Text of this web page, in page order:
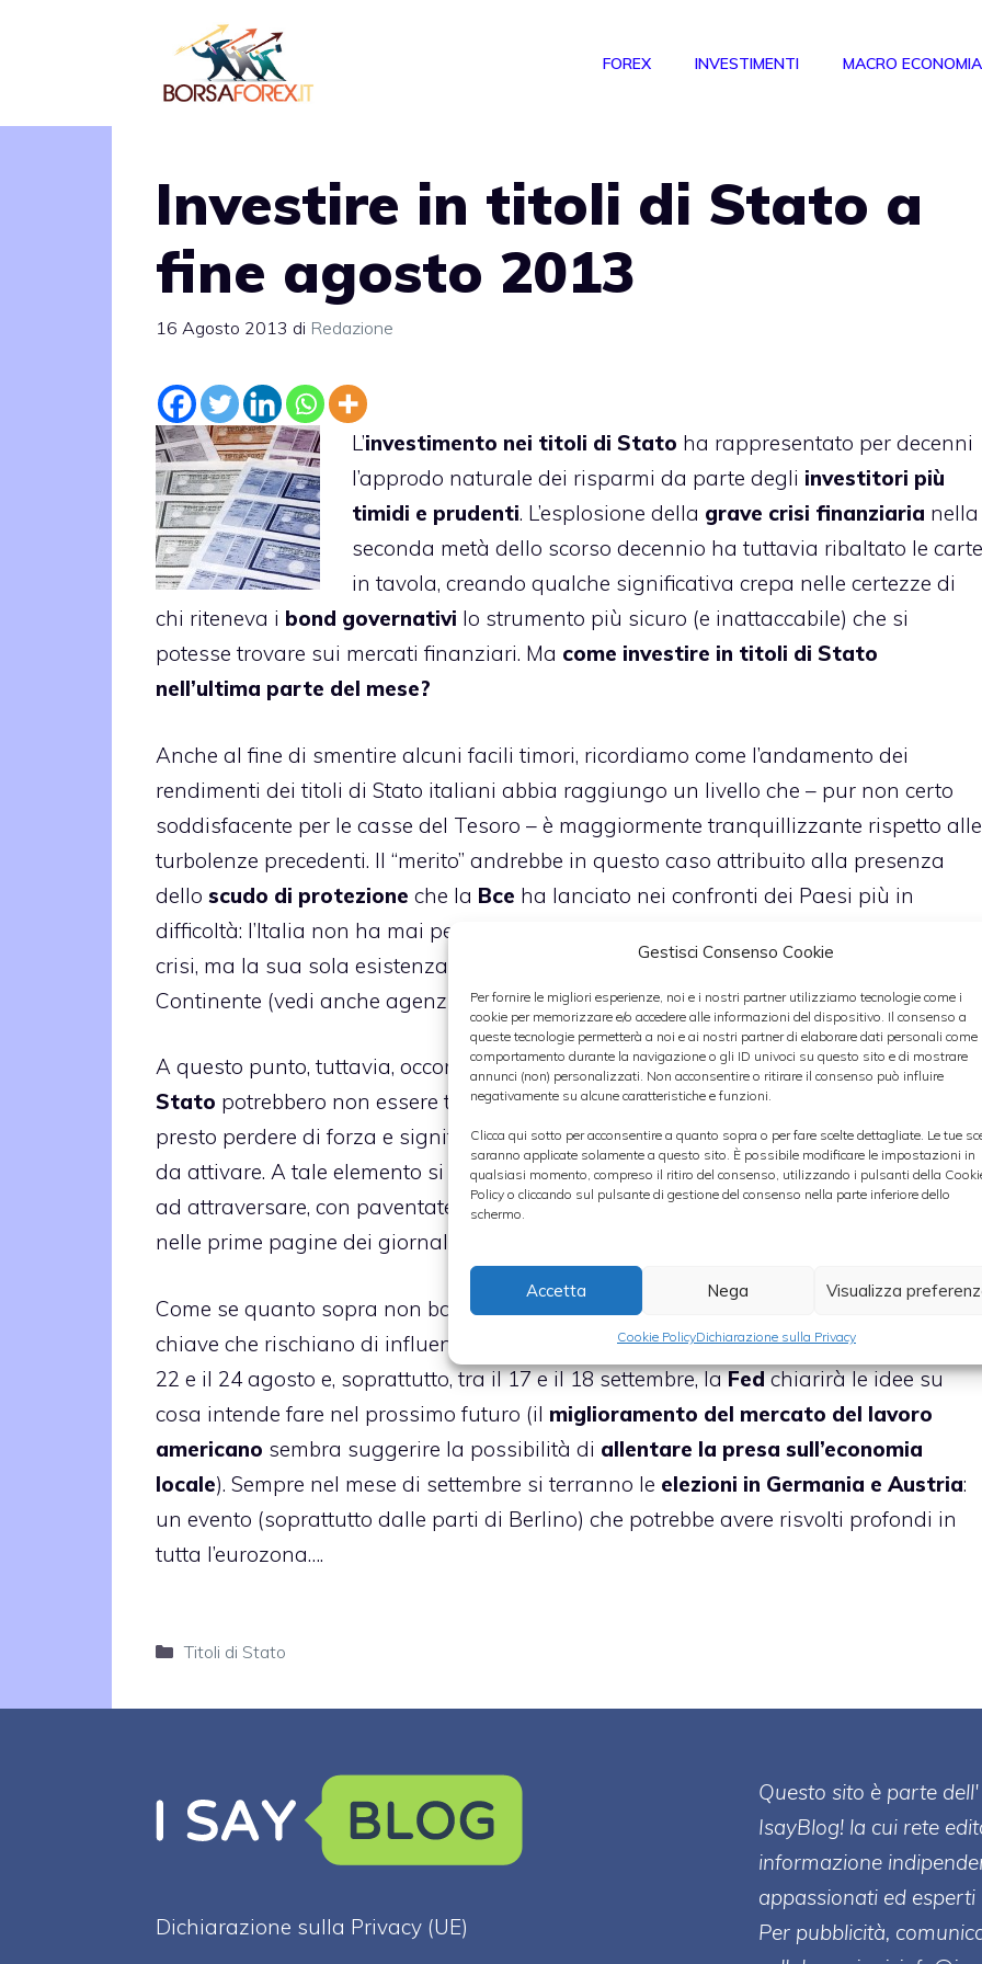
Gestisci Consenso Cookie
Per fornire le migliori esperienze, noi e i nostri partner utilizziamo tecnologie come i
cookie per memorizzare e/o accedere alle informazioni del dispositivo. Il consenso a
queste tecnologie permetterà a noi e ai nostri partner di elaborare dati personali come
comportamento durante la navigazione o gli ID univoci su questo sito e di mostrare
annunci (non) personalizzati. Non acconsentire o ritirare il consenso può influire
negativamente su alcune caratteristiche e funzioni.
Clicca qui sotto per acconsentire a quanto sopra o per fare scelte dettagliate. Le tue
saranno applicate solamente a questo sito. È possibile modificare le impostazioni in
qualsiasi momento, compreso il ritiro del consenso, utilizzando i pulsanti della
Policy o cliccando sul pulsante di gestione del consenso nella parte inferiore dello
schermo.
Accetta Nega Visualizza
Cookie PolicyDichiarazione sulla Privacy
FOREX INVESTIMENTI MACRO ECONOMIA
Investire in titoli di Stato a
fine agosto 2013
16 Agosto 2013 di Redazione
L’investimento nei titoli di Stato ha rappresentato per decenni
l’approdo naturale dei risparmi da parte degli investitori più
timidi e prudenti. L’esplosione della grave crisi finanziaria nella
seconda metà dello scorso decennio ha tuttavia ribaltato le carte
in tavola, creando qualche significativa crepa nelle certezze di
chi riteneva i bond governativi lo strumento più sicuro (e inattaccabile) che si
potesse trovare sui mercati finanziari. Ma come investire in titoli di Stato
nell’ultima parte del mese?
Anche al fine di smentire alcuni facili timori, ricordiamo come l’andamento dei
rendimenti dei titoli di Stato italiani abbia raggiungo un livello che – pur non certo
soddisfacente per le casse del Tesoro – è maggiormente tranquillizzante rispetto alle
turbolenze precedenti. Il “merito” andrebbe in questo caso attribuito alla presenza
dello scudo di protezione che la Bce ha lanciato nei confronti dei Paesi più in
difficoltà: l’Italia non ha mai pensato seriamente di attivare questo strumento anti-
crisi, ma la sua sola esistenza sembra aver rassicurato gli investitori di mezzo
Continente (vedi anche agenzia cinese abbassa rating sull’Italia).
A questo punto, tuttavia, occorre altresì ricordare che i problemi per i nostrititoli di
Stato potrebbero non essere terminati. In particolar modo, loscudo Bce
presto perdere di forza e significatività e, in altri termini, diventare molto più difficile
da attivare. A tale elemento si aggiunga altresì la crisi politica che l’Italia continua
ad attraversare, con paventate
crisi di governoche si riaffacciano quotidianamente
nelle prime pagine dei giornali.
Come se quanto sopra non bastasse, segnaliamo altresì la presenza di alcune date
chiave che rischiano di influenzare in maniera decisiva il corso dei nostri titoli: tra il
22 e il 24 agosto e, soprattutto, tra il 17 e il 18 settembre, laFedchiarirà le idee su
cosa intende fare nel prossimo futuro (il miglioramento del mercato del lavoro
americano sembra suggerire la possibilità di allentare la presa sull’economia
locale). Sempre nel mese di settembre si terranno le elezioni in Germania e Austria:
un evento (soprattutto dalle parti di Berlino) che potrebbe avere risvolti profondi in
tutta l’eurozona….
Categorie
Titoli di Stato
Dichiarazione sulla Privacy (UE)
Questo sito è parte
IsayBlog! la cui rete
informazione
appassionati ed esperti
Per pubblicità,